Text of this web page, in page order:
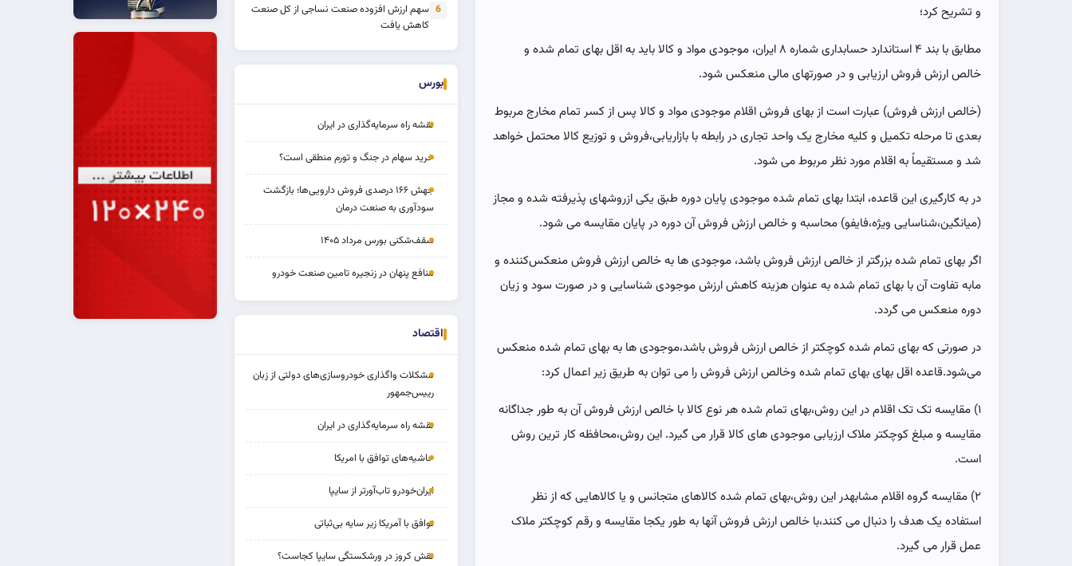
و تشریح کرد؛
مطابق با بند ۴ استاندارد حسابداری شماره ۸ ایران، موجودی مواد و کالا باید به اقل بهای تمام شده و
خالص ارزش فروش ارزیابی و در صورتهای مالی منعکس شود.
(خالص ارزش فروش) عبارت است از بهای فروش اقلام موجودی مواد و کالا پس از کسر تمام مخارج مربوط
بعدی تا مرحله تکمیل و کلیه مخارج یک واحد تجاری در رابطه با بازاریابی،فروش و توزیع کالا محتمل خواهد
شد و مستقیماً به اقلام مورد نظر مربوط می شود.
در به کارگیری این قاعده، ابتدا بهای تمام شده موجودی پایان دوره طبق یکی ازروشهای پذیرفته شده و مجاز
(میانگین،شناسایی ویژه،فایفو) محاسبه و خالص ارزش فروش آن دوره در پایان مقایسه می شود.
اگر بهای تمام شده بزرگتر از خالص ارزش فروش باشد، موجودی ها به خالص ارزش فروش منعکس‌کننده و
مابه تفاوت آن با بهای تمام شده به عنوان هزینه کاهش ارزش موجودی شناسایی و در صورت سود و زیان
دوره منعکس می گردد.
در صورتی که بهای تمام شده کوچکتر از خالص ارزش فروش باشد،موجودی ها به بهای تمام شده منعکس
می‌شود.قاعده اقل بهای بهای تمام شده وخالص ارزش فروش را می توان به طریق زیر اعمال کرد:
۱) مقایسه تک تک اقلام در این روش،بهای تمام شده هر نوع کالا با خالص ارزش فروش آن به طور جداگانه
مقایسه و مبلغ کوچکتر ملاک ارزیابی موجودی های کالا قرار می گیرد. این روش،محافظه کار ترین روش
است.
۲) مقایسه گروه اقلام مشابهدر این روش،بهای تمام شده کالاهای متجانس و یا کالاهایی که از نظر
استفاده یک هدف را دنبال می کنند،با خالص ارزش فروش آنها به طور یکجا مقایسه و رقم کوچکتر ملاک
عمل قرار می گیرد.
6 سهم ارزش افزوده صنعت نساجی از کل صنعت
کاهش یافت
بورس
نقشه راه سرمایه‌گذاری در ایران
خرید سهام در جنگ و تورم منطقی است؟
جهش ۱۶۶ درصدی فروش دارویی‌ها؛ بازگشت
سودآوری به صنعت درمان
سقف‌شکنی بورس مرداد ۱۴۰۵
منافع پنهان در زنجیره تامین صنعت خودرو
اقتصاد
مشکلات واگذاری خودروسازی‌های دولتی از زبان
رییس‌جمهور
نقشه راه سرمایه‌گذاری در ایران
حاشیه‌های توافق با امریکا
ایران‌خودرو تاب‌آورتر از سایپا
توافق با آمریکا زیر سایه بی‌ثباتی
نقش کروز در ورشکستگی سایپا کجاست؟